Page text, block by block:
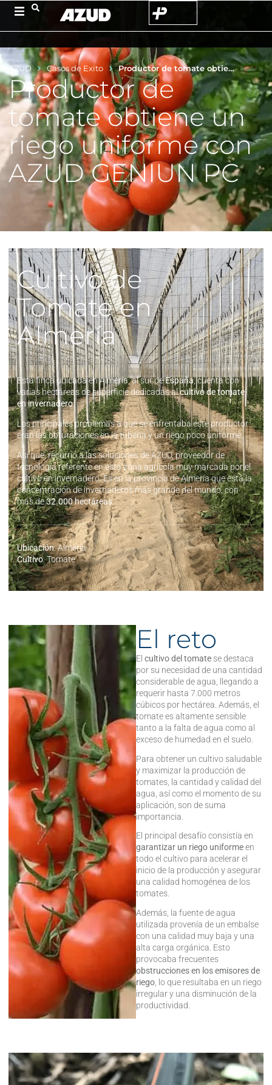
AZUD Casos de Exito Productor de tomate obtiene un riego uniforme con AZUD GENIUN PC
Productor de
tomate obtiene un
riego uniforme con
AZUD GENIUN PC
Cultivo de
Tomate en
Almería
Esta finca ubicada en Almería, al sur deEspaña, cuenta con
varias hectáreas de superficie dedicadas alcultivo de tomate
en invernadero.
Los principales problemas a que se enfrentaba este productor
eran las obturaciones en la tubería y un riego poco uniforme.
Así que, recurrió a las soluciones de AZUD, proveedor de
tecnología referente en esta zona agrícola muy marcada por el
cultivo en invernadero. Es en la provincia de Almería que está la
concentración de invernaderos más grande del mundo, con
más de32.000 hectáreas.
Ubicación: Almería
Cultivo: Tomate
El reto
El cultivo del tomate se destaca
por su necesidad de una cantidad
considerable de agua, llegando a
requerir hasta 7.000 metros
cúbicos por hectárea. Además, el
tomate es altamente sensible
tanto a la falta de agua como al
exceso de humedad en el suelo.
Para obtener un cultivo saludable
y maximizar la producción de
tomates, la cantidad y calidad del
agua, así como el momento de su
aplicación, son de suma
importancia.
El principal desafío consistía en
garantizar un riego uniformeen
todo el cultivo para acelerar el
inicio de la producción y asegurar
una calidad homogénea de los
tomates.
Además, la fuente de agua
utilizada provenía de un embalse
con una calidad muy baja y una
alta carga orgánica. Esto
provocaba frecuentes
obstrucciones en los emisores de
riego , lo que resultaba en un riego
irregular y una disminución de la
productividad.